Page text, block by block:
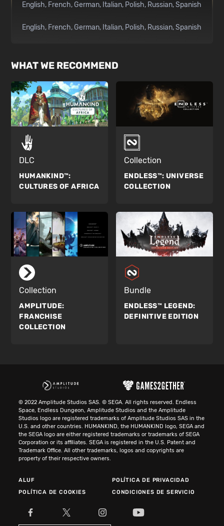
English French German Italian Polish Russian Spanish
English French German Italian Polish Russian Spanish
WHAT WE RECOMMEND
DLC
HUMANKIND™:
CULTURES OF AFRICA
Collection
ENDLESS™: UNIVERSE
COLLECTION
Collection
AMPLITUDE:
FRANCHISE
COLLECTION
Bundle
ENDLESS™ LEGEND:
DEFINITIVE EDITION
© 2022 Amplitude Studios SAS. © SEGA. All rights reserved. Endless
Space, Endless Dungeon, Amplitude Studios and the Amplitude
Studios logo are registered trademarks of Amplitude Studios SAS in the
U.S. and other countries. HUMANKIND, the HUMANKIND logo, SEGA and
the SEGA logo are either registered trademarks or trademarks of SEGA
Corporation or its affiliates. SEGA is registered in the U.S. Patent and
Trademark Office. All other trademarks, logos and copyrights are
property of their respective owners.
ALUF
POLÍTICA DE PRIVACIDAD
POLÍTICA DE COOKIES
CONDICIONES DE SERVICIO